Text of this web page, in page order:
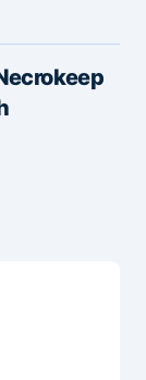
for the